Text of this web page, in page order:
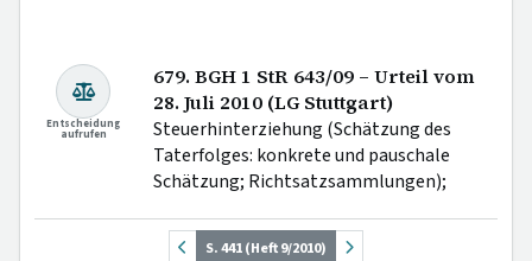
Entscheidung
aufrufen
679. BGH 1 StR 643/09 – Urteil vom
28. Juli 2010 (LG Stuttgart)
Steuerhinterziehung (Schätzung des
Taterfolges: konkrete und pauschale
Schätzung; Richtsatzsammlungen);
S. 441 (Heft 9/2010)